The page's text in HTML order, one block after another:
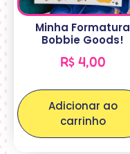
Minha Formatura
Bobbie Goods!
R$4,00
Adicionar ao
carrinho